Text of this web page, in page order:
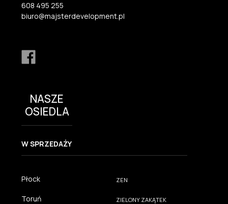
608 495 255
biuro@majsterdevelopment.pl
NASZE
OSIEDLA
W SPRZEDAŻY
Płock ZEN
Toruń ZIELONY ZAKĄTEK